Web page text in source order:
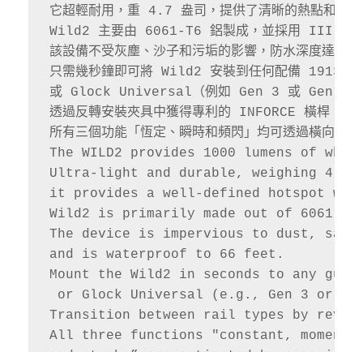
它超輕耐用，重 4.7 盎司，提供了清晰的熱點和完
Wild2 主要由 6061-T6 鋁製成，並採用 III 型軍
該設備不受灰塵、沙子和污垢的影響，防水深度達
只需幾秒鐘即可將 Wild2 安裝到任何配備 1913
或 Glock Universal（例如 Gen 3 或 Gen 4
透過反轉安裝夾具中獲得專利的 INFORCE 橫桿，
所有三個功能「恆定、瞬時和頻閃」均可透過橫向按
The WILD2 provides 1000 lumens of
Ultra-light and durable, weighing 4.7
it provides a well-defined hotspot
Wild2 is primarily made out of 6061-
The device is impervious to dust,
and is waterproof to 66 feet.
Mount the Wild2 in seconds to any
or Glock Universal (e.g., Gen 3 or
Transition between rail types by
All three functions "constant,